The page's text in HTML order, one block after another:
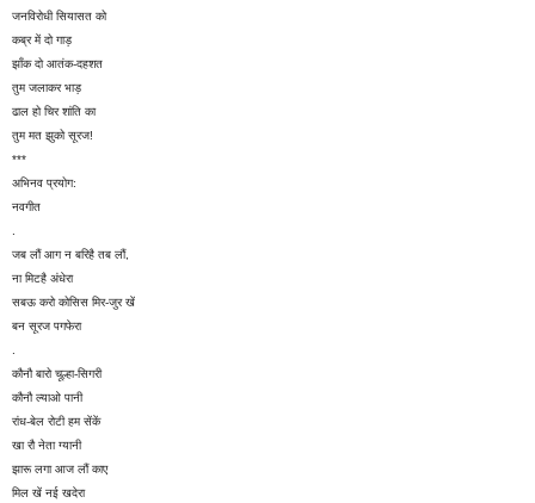
जनविरोधी सियासत को
कब्र में दो गाड़
झाँक दो आतंक-दहशत
तुम जलाकर भाड़
ढाल हो चिर शांति का
तुम मत झुको सूरज!
***
अभिनव प्रयोग:
नवगीत
जब लौं आग न बरिहै तब लौं,
ना मिटहै अंधेरा
सबऊ करो कोसिस मिर-जुर खें
बन सूरज पगफेरा
कौनौ बारो चूल्हा-सिगरी
कौनौ ल्याओ पानी
रांध-बेल रोटी हम सेंकें
खा रौ नेता ग्यानी
झारू लगा आज लौं काए
मिल खें नई खदेरा